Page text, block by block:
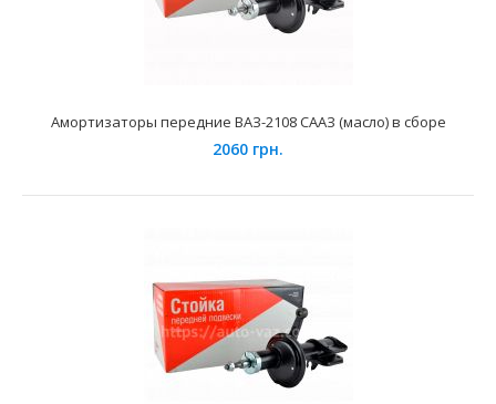
Амортизаторы передние ВАЗ-2108 СААЗ (масло) в сборе
2060 грн.